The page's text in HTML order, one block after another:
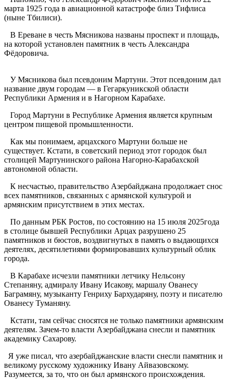
марта 1925 года в авиационной катастрофе близ Тифлиса
(ныне Тбилиси).
В Ереване в честь Мясникова названы проспект и площадь,
на которой установлен памятник в честь Александра
Фёдоровича.
У Мясникова был псевдоним Мартуни. Этот псевдоним дал
название двум городам — в Гегаркуникской области
Республики Армения и в Нагорном Карабахе.
Город Мартуни в Республике Армения является крупным
центром пищевой промышленности.
Как мы понимаем, арцахского Мартуни больше не
существует. Кстати, в советский период этот городок был
столицей Мартунинского района Нагорно-Карабахской
автономной области.
К несчастью, правительство Азербайджана продолжает снос
всех памятников, связанных с армянской культурой и
армянским присутствием в этих местах.
По данным РБК Ростов, по состоянию на 15 июля 2025года
в столице бывшей Республики Арцах разрушено 25
памятников и бюстов, воздвигнутых в память о выдающихся
деятелях, десятилетиями формировавших культурный облик
города.
В Карабахе исчезли памятники летчику Нельсону
Степаняну, адмиралу Ивану Исакову, маршалу Ованесу
Баграмяну, музыканту Генриху Бархударяну, поэту и писателю
Ованесу Туманяну.
Кстати, там сейчас сносятся не только памятники армянским
деятелям. Зачем-то власти Азербайджана снесли и памятник
академику Сахарову.
Я уже писал, что азербайджанские власти снесли памятник и
великому русскому художнику Ивану Айвазовскому.
Разумеется, за то, что он был армянского происхождения.